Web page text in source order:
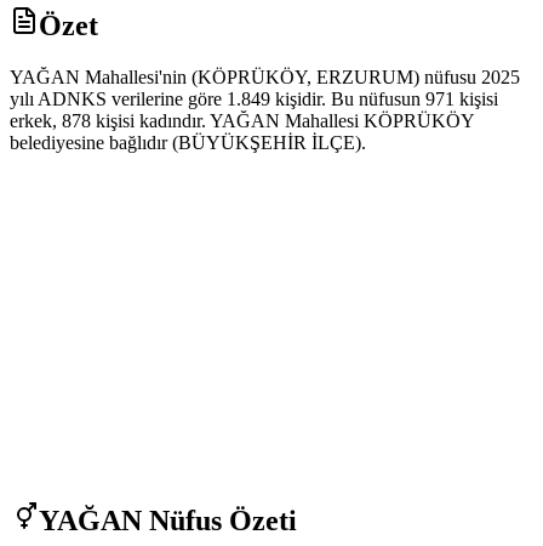
Özet
YAĞAN Mahallesi'nin (KÖPRÜKÖY, ERZURUM) nüfusu 2025
yılı ADNKS verilerine göre 1.849 kişidir. Bu nüfusun 971 kişisi
erkek, 878 kişisi kadındır. YAĞAN Mahallesi KÖPRÜKÖY
belediyesine bağlıdır (BÜYÜKŞEHİR İLÇE).
YAĞAN Nüfus Özeti